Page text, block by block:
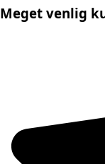
Meget venlig